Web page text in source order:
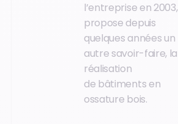
l’entreprise en 2003,
propose depuis
quelques années un
autre savoir-faire, la
réalisation
de bâtiments en
ossature bois.